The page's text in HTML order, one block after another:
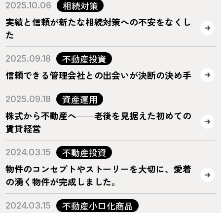
2025.10.06
相続対策
実績と信頼が新たな相続対策への不安をなくし
た
2025.09.18
不動産投資
信頼できる管理会社との出会いが決断の決め手
2025.09.18
資産運用
株式から不動産へ──老後を見据えた初めての
賃貸経営
2024.03.15
不動産投資
物件のコンセプトやストーリーを大切に、愛着
の湧く物件が完成しました。
2024.03.15
不動産小口化商品